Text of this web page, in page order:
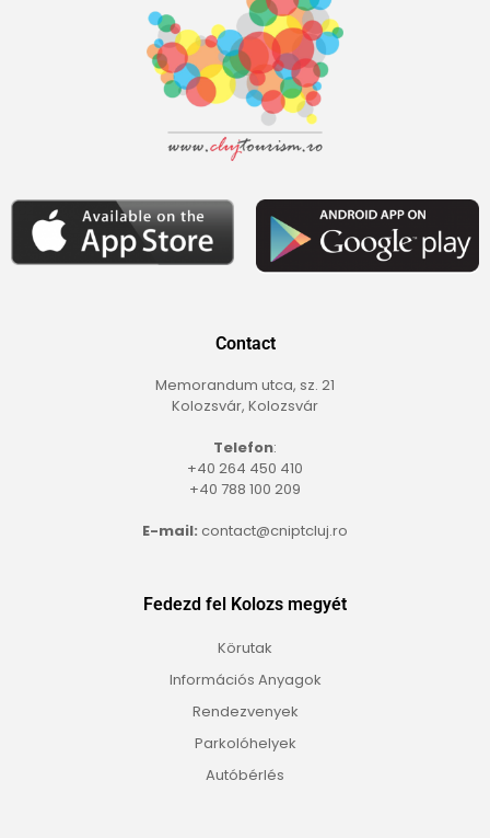
Contact
Memorandum utca, sz. 21
Kolozsvár, Kolozsvár
Telefon:
+40 264 450 410
+40 788 100 209
E-mail: contact@cniptcluj.ro
Fedezd fel Kolozs megyét
Körutak
Információs Anyagok
Rendezvenyek
Parkolóhelyek
Autóbérlés